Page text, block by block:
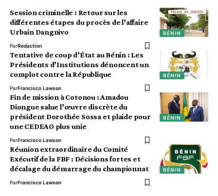
BÉNIN
Session criminelle : Retour sur les
différentes étapes du procès de l’affaire
Urbain Dangnivo
ParRedaction
BÉNIN
Tentative de coup d’État au Bénin : Les
Présidents d’Institutions dénoncent un
complot contre la République
ParFrancisco Lawson
BÉNIN
Fin de mission à Cotonou : Amadou
Diongue salue l’œuvre discrète du
président Dorothée Sossa et plaide pour
une CEDEAO plus unie
ParFrancisco Lawson
BÉNIN
Réunion extraordinaire du Comité
Exécutif de la FBF : Décisions fortes et
décalage du démarrage du championnat
ParFrancisco Lawson